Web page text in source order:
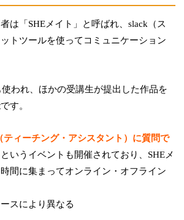
は「SHEメイト」と呼ばれ、slack（ス
トツールを使ってコミュニケーション
われ、ほかの受講生が提出した作品を
す。
ィーチング・アシスタント）に質問で
というイベントも開催されており、SHEメ
間に集まってオンライン・オフライン
スにより異なる